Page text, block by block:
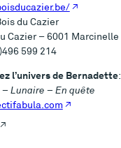
du Cazier
Cazier – 6001 Marcinelle
599 214
l’univers de Bernadette:
Lunaire – En quête